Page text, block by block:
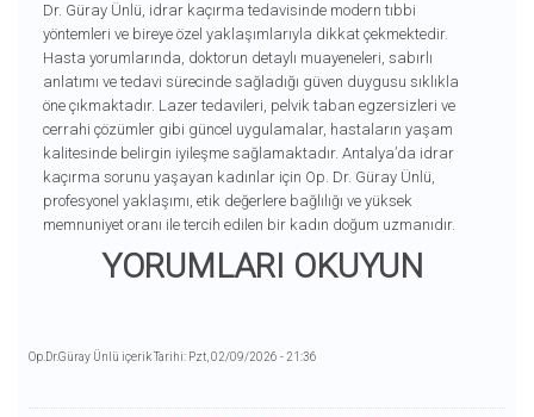
Dr. Güray Ünlü, idrar kaçırma tedavisinde modern tıbbi
yöntemleri ve bireye özel yaklaşımlarıyla dikkat çekmektedir.
Hasta yorumlarında, doktorun detaylı muayeneleri, sabırlı
anlatımı ve tedavi sürecinde sağladığı güven duygusu sıklıkla
öne çıkmaktadır. Lazer tedavileri, pelvik taban egzersizleri ve
cerrahi çözümler gibi güncel uygulamalar, hastaların yaşam
kalitesinde belirgin iyileşme sağlamaktadır. Antalya’da idrar
kaçırma sorunu yaşayan kadınlar için Op. Dr. Güray Ünlü,
profesyonel yaklaşımı, etik değerlere bağlılığı ve yüksek
memnuniyet oranı ile tercih edilen bir kadın doğum uzmanıdır.
YORUMLARI OKUYUN
Op.Dr.Güray Ünlü içerik Tarihi: Pzt, 02/09/2026 - 21:36